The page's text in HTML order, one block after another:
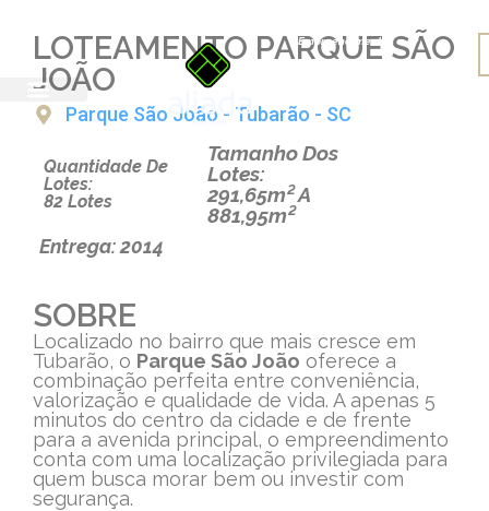
Empreendimentos
LOTEAMENTO PARQUE SÃO
JOÃO
Parque São João - Tubarão - SC
Quantidade De
Lotes:
82 Lotes
Tamanho Dos
Lotes:
291,65m² A
881,95m²
Entrega: 2014
SOBRE
Localizado no bairro que mais cresce em
Tubarão, o Parque São João oferece a
combinação perfeita entre conveniência,
valorização e qualidade de vida. A apenas 5
minutos do centro da cidade e de frente
para a avenida principal, o empreendimento
conta com uma localização privilegiada para
quem busca morar bem ou investir com
segurança.